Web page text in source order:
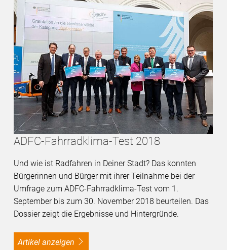
ADFC-Fahrradklima-Test 2018
Und wie ist Radfahren in Deiner Stadt? Das konnten
Bürgerinnen und Bürger mit ihrer Teilnahme bei der
Umfrage zum ADFC-Fahrradklima-Test vom 1.
September bis zum 30. November 2018 beurteilen. Das
Dossier zeigt die Ergebnisse und Hintergründe.
Artikel anzeigen